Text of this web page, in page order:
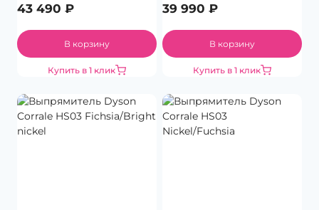
43 490 ₽
В корзину
Купить в 1 клик
39 990 ₽
В корзину
Купить в 1 клик